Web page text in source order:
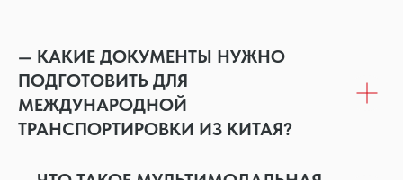
— КАКИЕ ДОКУМЕНТЫ НУЖНО
ПОДГОТОВИТЬ ДЛЯ
МЕЖДУНАРОДНОЙ
ТРАНСПОРТИРОВКИ ИЗ КИТАЯ?